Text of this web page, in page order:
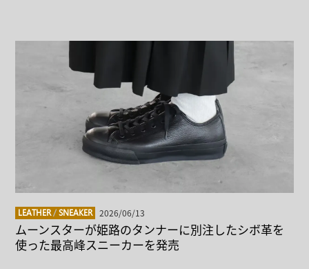
LEATHER /SNEAKER 2026/06/13
ムーンスターが姫路のタンナーに別注したシボ革を
使った最高峰スニーカーを発売